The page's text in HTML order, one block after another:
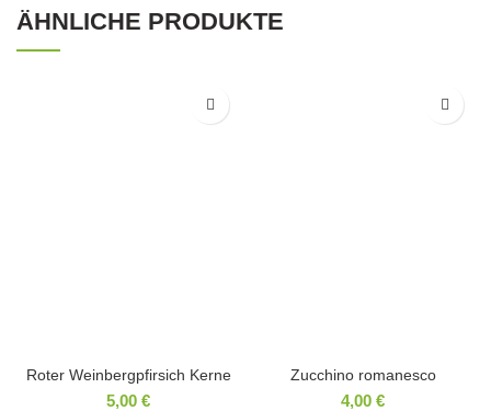
ÄHNLICHE PRODUKTE
Roter Weinbergpfirsich Kerne
5,00 €
Zucchino romanesco
4,00 €